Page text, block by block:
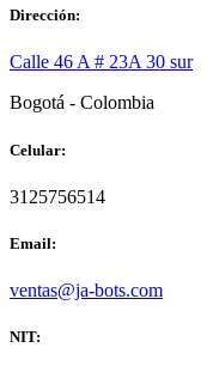
Dirección:
Calle 46 A # 23A 30 sur
Bogotá - Colombia
Celular:
3125756514
Email:
ventas@ja-bots.com
NIT: